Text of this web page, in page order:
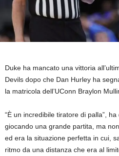
Duke ha mancato una vittoria
Devils dopo che Dan Hurley ha
la matricola dell’UConn Braylon
“È un incredibile tiratore di palla”,
giocando una grande partita, ma
ed era la situazione perfetta in cui,
ritmo da una distanza che era al